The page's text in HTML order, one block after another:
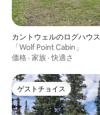
カントウェルのログハウス
「Wolf Point Cabin」
価格 · 家族 ·快適さ
ゲストチョイス
ゲストチョイス